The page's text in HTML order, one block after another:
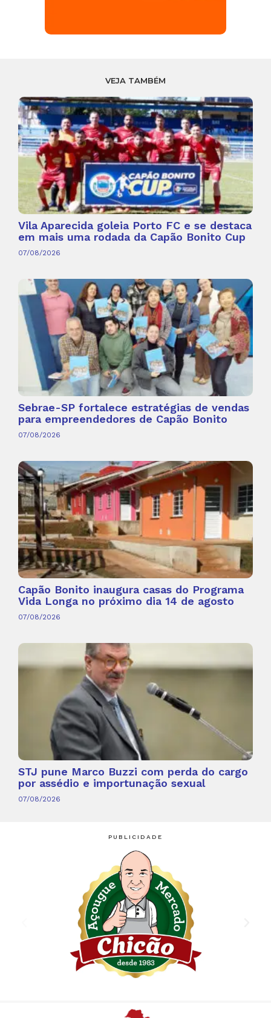
VEJA TAMBÉM
Vila Aparecida goleia Porto FC e se destaca
em mais uma rodada da Capão Bonito Cup
07/08/2026
Sebrae-SP fortalece estratégias de vendas
para empreendedores de Capão Bonito
07/08/2026
Capão Bonito inaugura casas do Programa
Vida Longa no próximo dia 14 de agosto
07/08/2026
STJ pune Marco Buzzi com perda do cargo
por assédio e importunação sexual
07/08/2026
PUBLICIDADE